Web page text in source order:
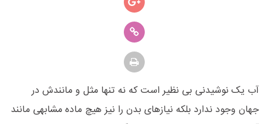
آب یک نوشیدنی بی نظیر است که نه تنها مثل و مانندش در
جهان وجود ندارد بلکه نیازهای بدن را نیز هیچ ماده مشابهی مانند